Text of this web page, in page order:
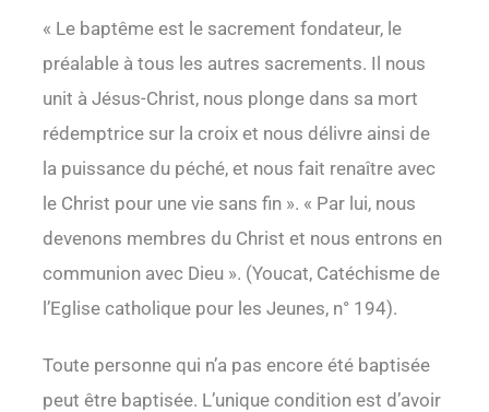
« Le baptême est le sacrement fondateur, le
préalable à tous les autres sacrements. Il nous
unit à Jésus-Christ, nous plonge dans sa mort
rédemptrice sur la croix et nous délivre ainsi de
la puissance du péché, et nous fait renaître avec
le Christ pour une vie sans fin ». « Par lui, nous
devenons membres du Christ et nous entrons en
communion avec Dieu ». (Youcat, Catéchisme de
l’Eglise catholique pour les Jeunes, n° 194).
Toute personne qui n’a pas encore été baptisée
peut être baptisée. L’unique condition est d’avoir